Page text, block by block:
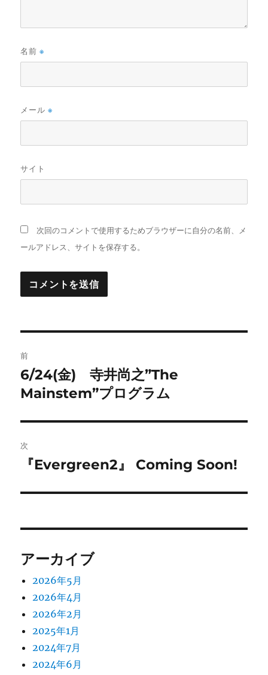
名前※
メール※
サイト
次回のコメントで使用するためブラウザーに自分の名前、メ
ールアドレス、サイトを保存する。
稿
ナ
ビ
ゲ
ー
シ
前
前
の
稿:
6/24(金) 寺井尚之”The
Mainstem”プログラム
次
次
投
『Evergreen2』 Coming Soon!
アーカイブ
2026年5月
2026年4月
2026年2月
2025年1月
2024年7月
2024年6月